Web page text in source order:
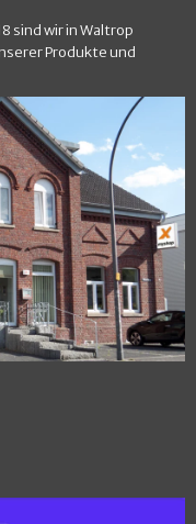
sind wir in Waltrop
Produkte und